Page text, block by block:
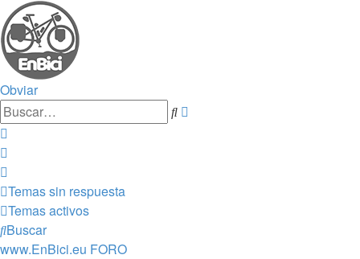
Obviar
Buscar
Temas sin respuesta
Temas activos
Buscar
www.EnBici.eu FORO